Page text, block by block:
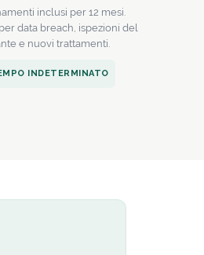
inclusi per 12 mesi.
data breach, ispezioni del
e nuovi trattamenti.
INDETERMINATO